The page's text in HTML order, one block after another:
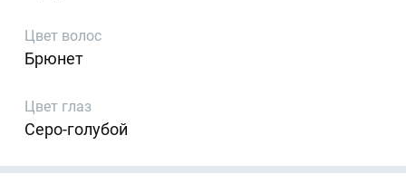
Цвет волос
Брюнет
Цвет глаз
Серо-голубой